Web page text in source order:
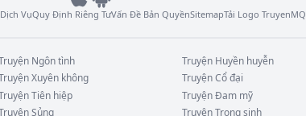
VụQuy Định Riêng TưVấn Đề Bản QuyềnSitemapTải Logo TruyenMQ
Ngôn tình Truyện Huyền huyễn
Xuyên không TruyệnCổ đại
Tiên hiệp TruyệnĐam mỹ
Sủng TruyệnTrọng sinh